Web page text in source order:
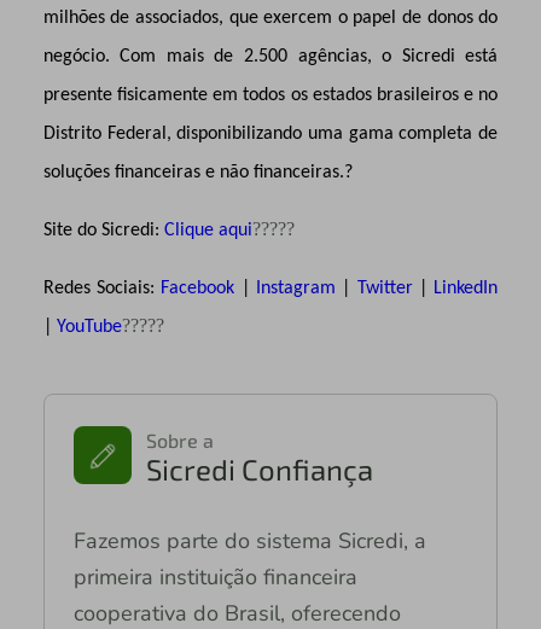
milhões de associados, que exercem o papel de donos do
negócio. Com mais de 2.500 agências, o Sicredi está
presente fisicamente em todos os estados brasileiros e no
Distrito Federal, disponibilizando uma gama completa de
soluções financeiras e não financeiras.?
Site do Sicredi: Clique aqui?????
Redes Sociais: Facebook Instagram Twitter|
LinkedIn
YouTube?????
Sobre a
Sicredi Confiança
Fazemos parte do sistema Sicredi, a
primeira instituição financeira
cooperativa do Brasil, oferecendo